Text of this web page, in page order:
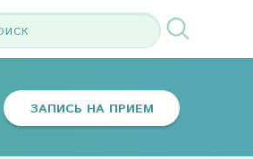
ЗАПИСЬ НА ПРИЕМ